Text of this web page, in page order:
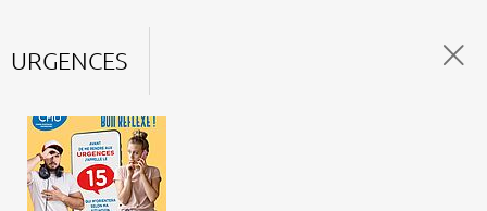
URGENCES